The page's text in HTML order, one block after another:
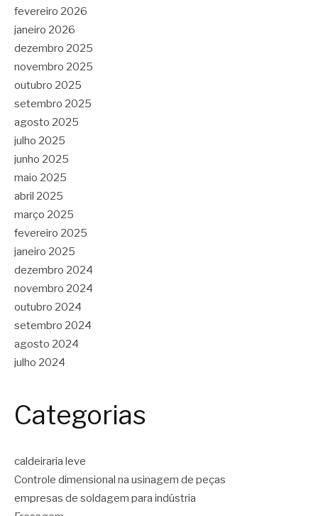
fevereiro 2026
janeiro 2026
dezembro 2025
novembro 2025
outubro 2025
setembro 2025
agosto 2025
julho 2025
junho 2025
maio 2025
abril 2025
março 2025
fevereiro 2025
janeiro 2025
dezembro 2024
novembro 2024
outubro 2024
setembro 2024
agosto 2024
julho 2024
Categorias
caldeiraria leve
Controle dimensional na usinagem de peças
empresas de soldagem para indústria